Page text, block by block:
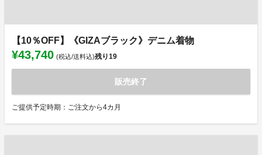
【10％OFF】《GIZAブラック》デニム着物
¥43,740 (税込/送料込)残り19
販売終了
ご提供予定時期：ご注文から4カ月